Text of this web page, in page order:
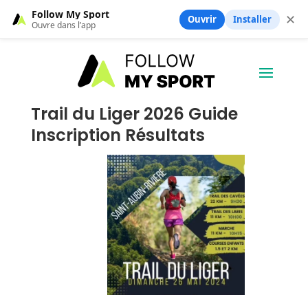
Trail du Liger 2026 Guide
Inscription Résultats
Follow My Sport
Ouvre dans l’app Ouvrir Installer ✕